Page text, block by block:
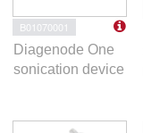
B01070001
Diagenode One
sonication device